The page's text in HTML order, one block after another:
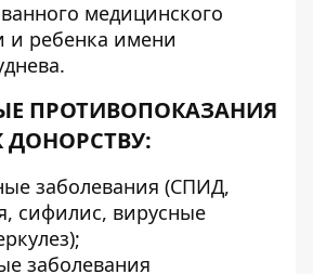
медицинского
и ребенка имени
ПРОТИВОПОКАЗАНИЯ
ДОНОРСТВУ:
заболевания (СПИД,
сифилис, вирусные
заболевания